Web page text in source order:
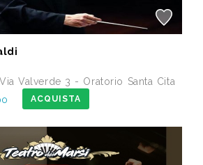
Valverde 3 - Oratorio Santa Cita
ACQUISTA